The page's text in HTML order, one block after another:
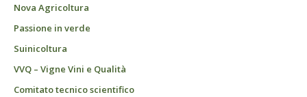
Nova Agricoltura
Passione in verde
Suinicoltura
VVQ – Vigne Vini e Qualità
Comitato tecnico scientifico